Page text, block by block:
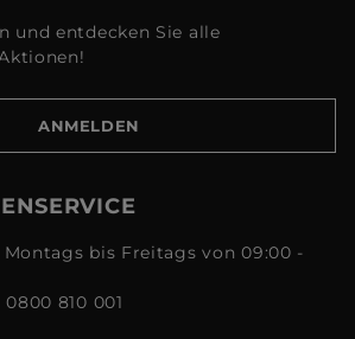
und entdecken Sie alle
ANMELDEN
bis Freitags von 09:00 -
810 001